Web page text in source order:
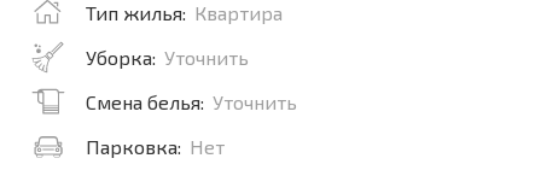
Тип жилья: Квартира
Уборка: Уточнить
Смена белья: Уточнить
Парковка: Нет